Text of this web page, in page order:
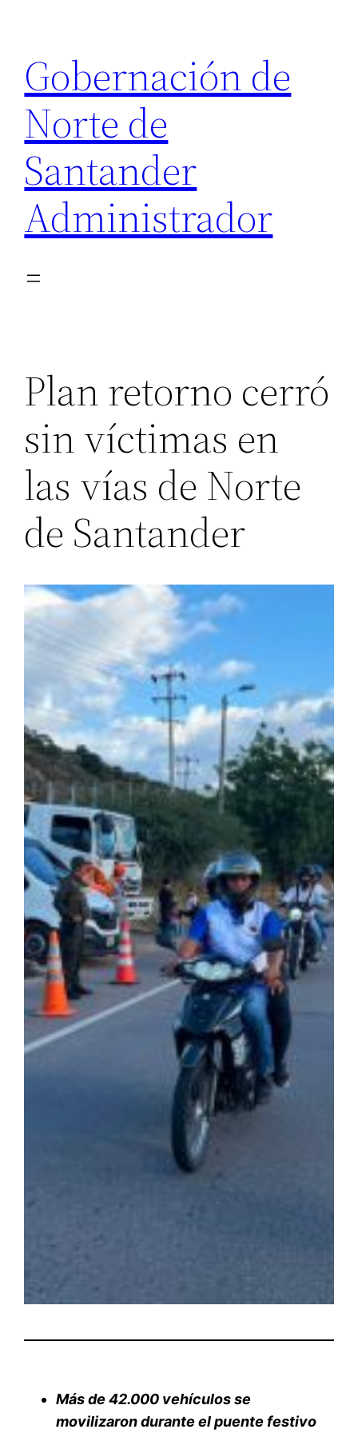
contenido
Gobernación de
Norte de
Santander
Administrador
Plan retorno cerró
sin víctimas en
las vías de Norte
de Santander
Más de 42.000 vehículos se
movilizaron durante el puente festivo